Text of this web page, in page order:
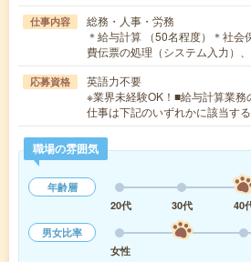
仕事内容
総務・人事・労務
＊給与計算 （50名程度）＊社
費伝票の処理（システム入力）
応募資格
英語力不要
※業界未経験OK！■給与計算業
仕事は下記のいずれかに該当す
職場の雰囲気
年齢層
20代
30代 40
男女比率
女性